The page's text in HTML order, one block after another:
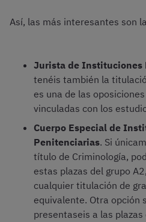
Así, las más interesantes son
Jurista de Instituciones
tenéis también la
es una de las
vinculadas con los
Cuerpo Especial de
Penitenciarias. Si
título de Criminología,
estas plazas del grupo
cualquier titulación de
equivalente. Otra opción
presentaseis a las plazas